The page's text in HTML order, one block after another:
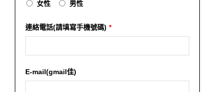
女性 男性
連絡電話(請填寫手機號碼) *
E-mail(gmail佳)